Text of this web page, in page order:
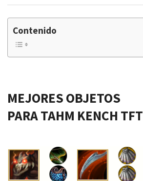
Contenido
MEJORES OBJETOS
PARA TAHM KENCH TFT